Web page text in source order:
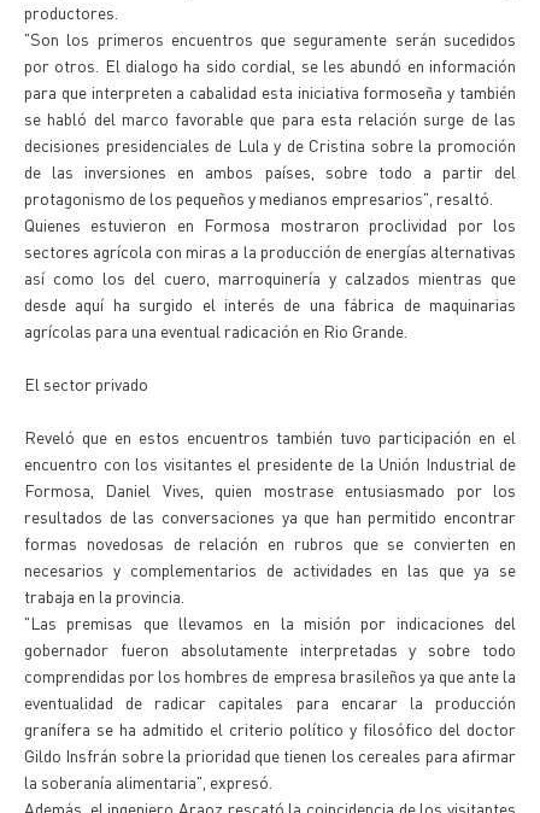
productores.
"Son los primeros encuentros que seguramente serán sucedidos
por otros. El dialogo ha sido cordial, se les abundó en información
para que interpreten a cabalidad esta iniciativa formoseña y también
se habló del marco favorable que para esta relación surge de las
decisiones presidenciales de Lula y de Cristina sobre la promoción
de las inversiones en ambos países, sobre todo a partir del
protagonismo de los pequeños y medianos empresarios", resaltó.
Quienes estuvieron en Formosa mostraron proclividad por los
sectores agrícola con miras a la producción de energías alternativas
así como los del cuero, marroquinería y calzados mientras que
desde aquí ha surgido el interés de una fábrica de maquinarias
agrícolas para una eventual radicación en Rio Grande.
El sector privado
Reveló que en estos encuentros también tuvo participación en el
encuentro con los visitantes el presidente de la Unión Industrial de
Formosa, Daniel Vives, quien mostrase entusiasmado por los
resultados de las conversaciones ya que han permitido encontrar
formas novedosas de relación en rubros que se convierten en
necesarios y complementarios de actividades en las que ya se
trabaja en la provincia.
"Las premisas que llevamos en la misión por indicaciones del
gobernador fueron absolutamente interpretadas y sobre todo
comprendidas por los hombres de empresa brasileños ya que ante la
eventualidad de radicar capitales para encarar la producción
granífera se ha admitido el criterio político y filosófico del doctor
Gildo Insfrán sobre la prioridad que tienen los cereales para afirmar
la soberanía alimentaria", expresó.
Además, el ingeniero Araoz rescató la coincidencia de los visitantes